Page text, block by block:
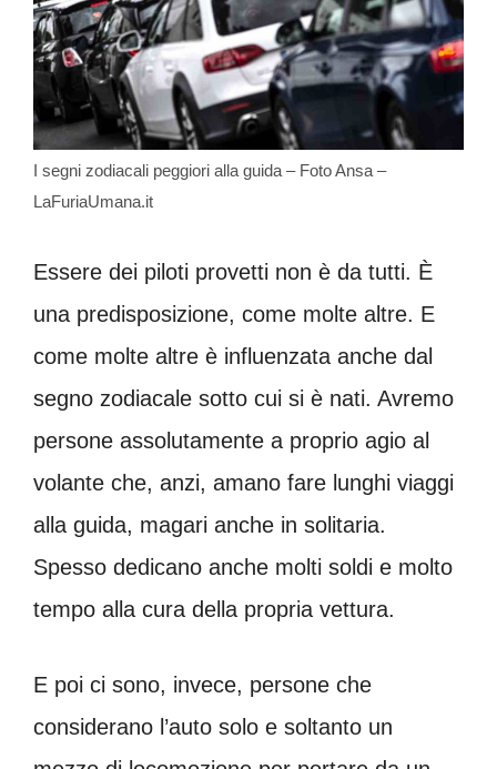
I segni zodiacali peggiori alla guida – Foto Ansa –
LaFuriaUmana.it
Essere dei piloti provetti non è da tutti. È
una predisposizione, come molte altre. E
come molte altre è influenzata anche dal
segno zodiacale sotto cui si è nati. Avremo
persone assolutamente a proprio agio al
volante che, anzi, amano fare lunghi viaggi
alla guida, magari anche in solitaria.
Spesso dedicano anche molti soldi e molto
tempo alla cura della propria vettura.
E poi ci sono, invece, persone che
considerano l’auto solo e soltanto un